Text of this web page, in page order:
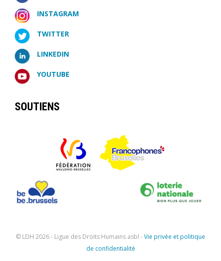
INSTAGRAM
TWITTER
LINKEDIN
YOUTUBE
SOUTIENS
© LDH 2026 - Ligue des Droits Humains asbl -Vie privée et politique
de confidentialité